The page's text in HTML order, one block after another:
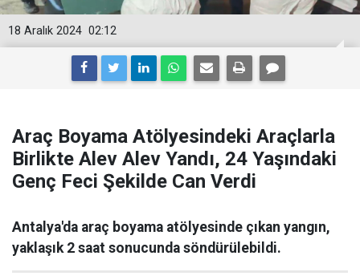
02:12
18 Aralık 2024
Araç Boyama Atölyesindeki Araçlarla
Birlikte Alev Alev Yandı, 24 Yaşındaki
Genç Feci Şekilde Can Verdi
Antalya'da araç boyama atölyesinde çıkan yangın,
yaklaşık 2 saat sonucunda söndürülebildi.